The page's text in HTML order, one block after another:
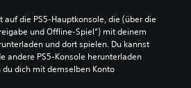
auf die PS5-Hauptkonsole, die (über die
und Offline-Spiel“) mit deinem
und dort spielen. Du kannst
andere PS5-Konsole herunterladen
dich mit demselben Konto